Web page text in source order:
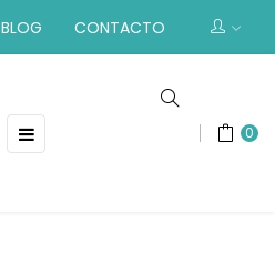
BLOG CONTACTO
Navegación
de
☰ 0